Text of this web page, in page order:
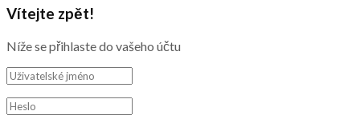
Vítejte zpět!
Níže se přihlaste do vašeho účtu